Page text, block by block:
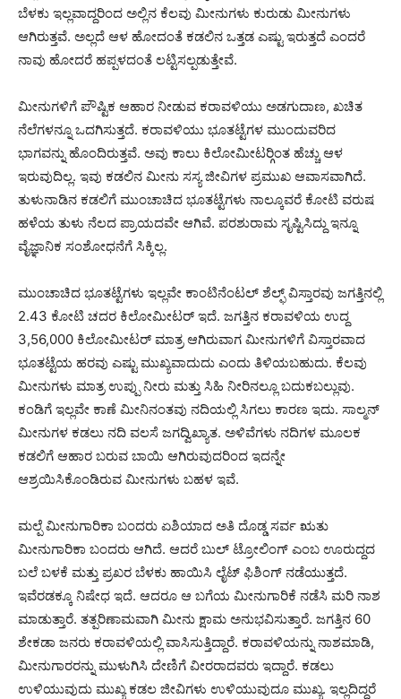
ಬೆಳಕು ಇಲ್ಲವಾದ್ದರಿಂದ ಅಲ್ಲಿನ ಕೆಲವು ಮೀನುಗಳು ಕುರುಡು ಮೀನುಗಳು
ಆಗಿರುತ್ತವೆ. ಅಲ್ಲದೆ ಆಳ ಹೋದಂತೆ ಕಡಲಿನ ಒತ್ತಡ ಎಷ್ಟು ಇರುತ್ತದೆ ಎಂದರೆ
ನಾವು ಹೋದರೆ ಹಪ್ಪಳದಂತೆ ಲಟ್ಟಿಸಲ್ಪಡುತ್ತೇವೆ.
ಮೀನುಗಳಿಗೆ ಪೌಷ್ಟಿಕ ಆಹಾರ ನೀಡುವ ಕರಾವಳಿಯು ಅಡಗುದಾಣ, ಖಚಿತ
ನೆಲೆಗಳನ್ನೂ ಒದಗಿಸುತ್ತದೆ. ಕರಾವಳಿಯು ಭೂತಟ್ಟೆಗಳ ಮುಂದುವರಿದ
ಭಾಗವನ್ನು ಹೊಂದಿರುತ್ತವೆ. ಅವು ಕಾಲು ಕಿಲೋಮೀಟರ್‍ಗಿಂತ ಹೆಚ್ಚು ಆಳ
ಇರುವುದಿಲ್ಲ. ಇವು ಕಡಲಿನ ಮೀನು ಸಸ್ಯ ಜೀವಿಗಳ ಪ್ರಮುಖ ಆವಾಸವಾಗಿದೆ.
ತುಳುನಾಡಿನ ಕಡಲಿಗೆ ಮುಂಚಾಚಿದ ಭೂತಟ್ಟೆಗಳು ನಾಲ್ಕೂವರೆ ಕೋಟಿ ವರುಷ
ಹಳೆಯ ತುಳು ನೆಲದ ಪ್ರಾಯದವೇ ಆಗಿವೆ. ಪರಶುರಾಮ ಸೃಷ್ಟಿಸಿದ್ದು ಇನ್ನೂ
ವೈಜ್ಞಾನಿಕ ಸಂಶೋಧನೆಗೆ ಸಿಕ್ಕಿಲ್ಲ.
ಮುಂಚಾಚಿದ ಭೂತಟ್ಟೆಗಳು ಇಲ್ಲವೇ ಕಾಂಟಿನೆಂಟಲ್ ಶೆಲ್ಫ್ ವಿಸ್ತಾರವು ಜಗತ್ತಿನಲ್ಲಿ
2.43 ಕೋಟಿ ಚದರ ಕಿಲೋಮೀಟರ್ ಇದೆ. ಜಗತ್ತಿನ ಕರಾವಳಿಯ ಉದ್ದ
3,56,000 ಕಿಲೋಮೀಟರ್ ಮಾತ್ರ ಆಗಿರುವಾಗ ಮೀನುಗಳಿಗೆ ವಿಸ್ತಾರವಾದ
ಭೂತಟ್ಟೆಯ ಹರವು ಎಷ್ಟು ಮುಖ್ಯವಾದುದು ಎಂದು ತಿಳಿಯಬಹುದು. ಕೆಲವು
ಮೀನುಗಳು ಮಾತ್ರ ಉಪ್ಪು ನೀರು ಮತ್ತು ಸಿಹಿ ನೀರಿನಲ್ಲೂ ಬದುಕಬಲ್ಲುವು.
ಕಂಡಿಗೆ ಇಲ್ಲವೇ ಕಾಣೆ ಮೀನಿನಂತವು ನದಿಯಲ್ಲಿ ಸಿಗಲು ಕಾರಣ ಇದು. ಸಾಲ್ಮನ್
ಮೀನುಗಳ ಕಡಲು ನದಿ ವಲಸೆ ಜಗದ್ವಿಖ್ಯಾತ. ಅಳಿವೆಗಳು ನದಿಗಳ ಮೂಲಕ
ಕಡಲಿಗೆ ಆಹಾರ ಬರುವ ಬಾಯಿ ಆಗಿರುವುದರಿಂದ ಇದನ್ನೇ
ಆಶ್ರಯಿಸಿಕೊಂಡಿರುವ ಮೀನುಗಳು ಬಹಳ ಇವೆ.
ಮಲ್ಪೆ ಮೀನುಗಾರಿಕಾ ಬಂದರು ಏಶಿಯಾದ ಅತಿ ದೊಡ್ಡ ಸರ್ವ ಋತು
ಮೀನುಗಾರಿಕಾ ಬಂದರು ಆಗಿದೆ. ಆದರೆ ಬುಲ್ ಟ್ರೋಲಿಂಗ್ ಎಂಬ ಊರುದ್ದದ
ಬಲೆ ಬಳಕೆ ಮತ್ತು ಪ್ರಖರ ಬೆಳಕು ಹಾಯಿಸಿ ಲೈಟ್ ಫಿಶಿಂಗ್ ನಡೆಯುತ್ತದೆ.
ಇವೆರಡಕ್ಕೂ ನಿಷೇಧ ಇದೆ. ಆದರೂ ಆ ಬಗೆಯ ಮೀನುಗಾರಿಕೆ ನಡೆಸಿ ಮರಿ ನಾಶ
ಮಾಡುತ್ತಾರೆ. ತತ್ಪರಿಣಾಮವಾಗಿ ಮೀನು ಕ್ಷಾಮ ಅನುಭವಿಸುತ್ತಾರೆ. ಜಗತ್ತಿನ 60
ಶೇಕಡಾ ಜನರು ಕರಾವಳಿಯಲ್ಲಿ ವಾಸಿಸುತ್ತಿದ್ದಾರೆ. ಕರಾವಳಿಯನ್ನು ನಾಶಮಾಡಿ,
ಮೀನುಗಾರರನ್ನು ಮುಳುಗಿಸಿ ದೇಣಿಗೆ ವೀರರಾದವರು ಇದ್ದಾರೆ. ಕಡಲು
ಉಳಿಯುವುದು ಮುಖ್ಯ ಕಡಲ ಜೀವಿಗಳು ಉಳಿಯುವುದೂ ಮುಖ್ಯ. ಇಲ್ಲದಿದ್ದರೆ